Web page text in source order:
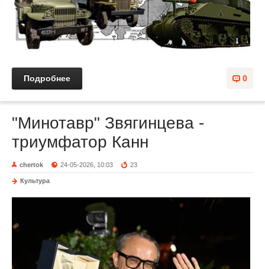
0
Подробнее
"Минотавр" Звягинцева -
триумфатор Канн
chertok 24-05-2026, 10:03 23
Культура